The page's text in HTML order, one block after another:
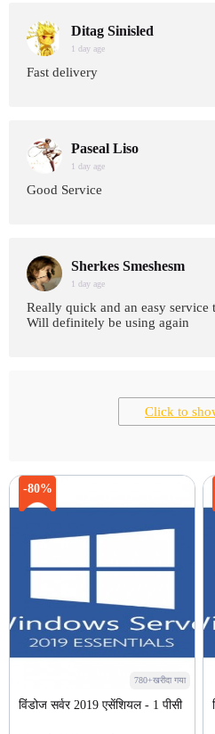
Ditag Sinisled
1 day age
Fast delivery
Paseal Liso
1 day age
Good Service
Sherkes Smeshesm
1 day age
Really quick and an easy service
Will definitely be using again
Click to
-80%
780+खरीदा गया
विंडोज सर्वर 2019 एसेंशियल - 1 पीसी